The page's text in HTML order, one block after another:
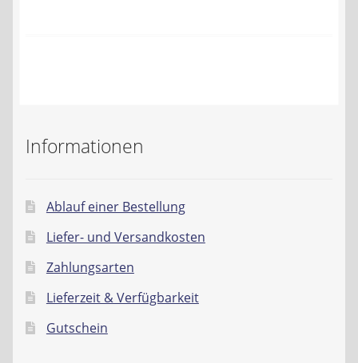
Datenschutzerklärung
Informationen
Ablauf einer Bestellung
Liefer- und Versandkosten
Zahlungsarten
Lieferzeit & Verfügbarkeit
Gutschein